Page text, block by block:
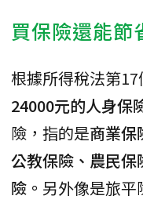
買保險還能節
根據所得稅法第
24000元的人身保
險，指的是商業保
公教保險、農民
險。 另外像是旅